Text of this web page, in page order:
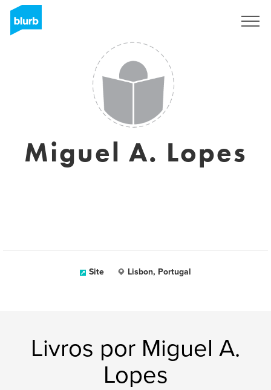
Miguel A. Lopes
Site Lisbon, Portugal
Livros por Miguel A.
Lopes